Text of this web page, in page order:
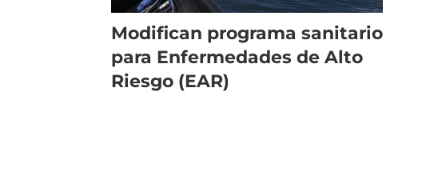
Modifican programa sanitario
para Enfermedades de Alto
Riesgo (EAR)